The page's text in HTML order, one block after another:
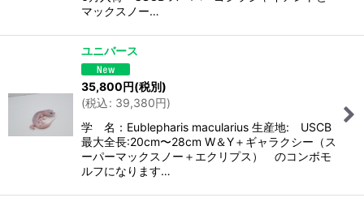
マックスノー…
ユニバース
35,800円(税別)
(税込: 39,380円)
学 名：Eublepharis macularius 生産地: USCB
最大全長:20cm〜28cm W＆Y＋ギャラクシー（ス
ーパーマックスノー＋エクリプス） のコンボモ
ルフになります…